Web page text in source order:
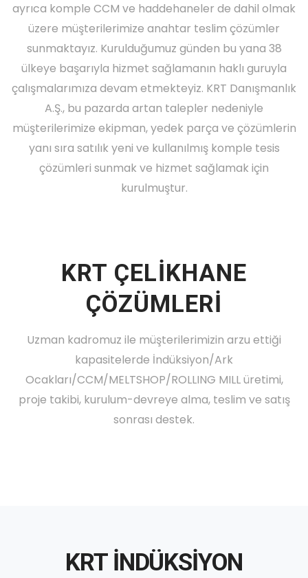
ayrıca komple CCM ve haddehaneler de dahil olmak
üzere müşterilerimize anahtar teslim çözümler
sunmaktayız. Kurulduğumuz günden bu yana 38
ülkeye başarıyla hizmet sağlamanın haklı guruyla
çalışmalarımıza devam etmekteyiz. KRT Danışmanlık
A.Ş., bu pazarda artan talepler nedeniyle
müşterilerimize ekipman, yedek parça ve çözümlerin
yanı sıra satılık yeni ve kullanılmış komple tesis
çözümleri sunmak ve hizmet sağlamak için
kurulmuştur.
Nashid Martines
Konne Backfield
Hackson Willingham
Konne Backfield
KRT ÇELİKHANE
ÇÖZÜMLERİ
Uzman kadromuz ile müşterilerimizin arzu ettiği
kapasitelerde İndüksiyon/Ark
Ocakları/CCM/MELTSHOP/ROLLING MILL üretimi,
proje takibi, kurulum-devreye alma, teslim ve satış
sonrası destek.
KRT İNDÜKSİYON